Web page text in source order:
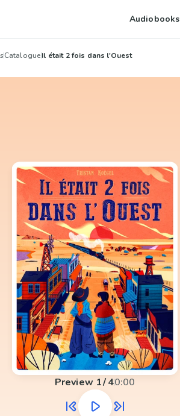
Audiobooks
CatalogueIl était 2 fois dans l'Ouest
Preview 1/40:00